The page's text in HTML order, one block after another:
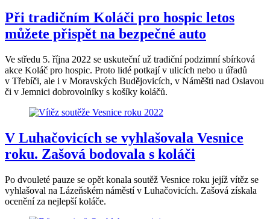
Při tradičním Koláči pro hospic letos
můžete přispět na bezpečné auto
Ve středu 5. října 2022 se uskuteční už tradiční podzimní sbírková
akce Koláč pro hospic. Proto lidé potkají v ulicích nebo u úřadů
v Třebíči, ale i v Moravských Budějovicích, v Náměšti nad Oslavou
či v Jemnici dobrovolníky s košíky koláčů.
V Luhačovicích se vyhlašovala Vesnice
roku. Zašová bodovala s koláči
Po dvouleté pauze se opět konala soutěž Vesnice roku jejíž vítěz se
vyhlašoval na Lázeňském náměstí v Luhačovicích. Zašová získala
ocenění za nejlepší koláče.